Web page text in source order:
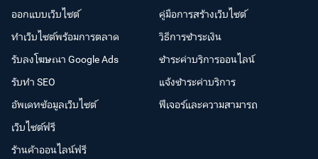
ออกแบบเว็บไซต์
ทำเว็บไซต์พร้อมการตลาด
รับลงโฆษณา Google Ads
รับทำ SEO
อัพเดทข้อมูลเว็บไซต์
เว็บไซต์ฟรี
ร้านค้าออนไลน์ฟรี
คู่มือการสร้างเว็บไซต์
วิธีการชำระเงิน
ชำระค่าบริการออนไลน์
แจ้งชำระค่าบริการ
ฟีเจอร์และความสามารถ